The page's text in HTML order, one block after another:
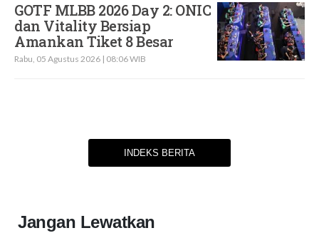
GOTF MLBB 2026 Day 2: ONIC
dan Vitality Bersiap
Amankan Tiket 8 Besar
Rabu, 05 Agustus 2026 | 08:06 WIB
INDEKS BERITA
Jangan Lewatkan